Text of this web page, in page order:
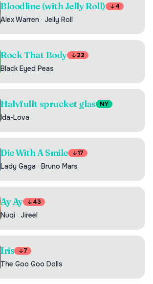
Bloodline (with Jelly Roll) 4
Alex Warren · Jelly Roll
Rock That Body 22
Black Eyed Peas
Halvfullt sprucket glas NY
Ida-Lova
Die With A Smile 17
Lady Gaga · Bruno Mars
Ay Ay 43
Nuqi · Jireel
Iris 7
The Goo Goo Dolls